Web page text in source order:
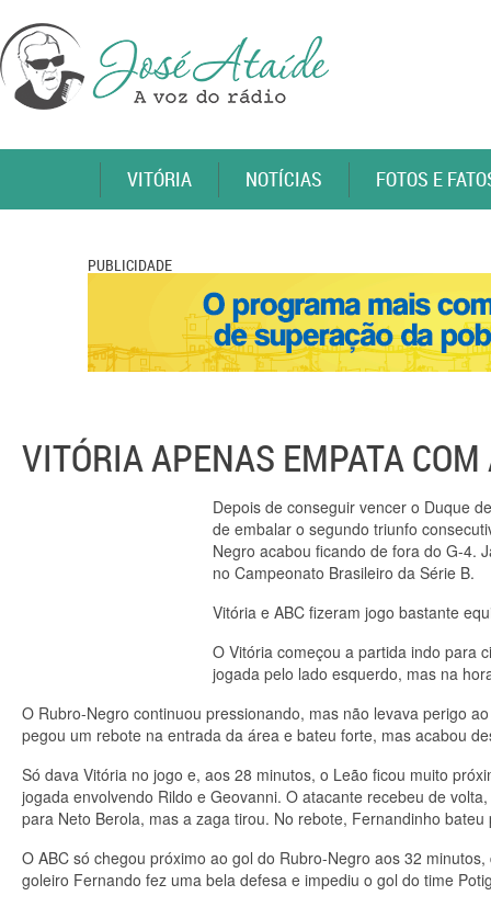
VITÓRIA NOTÍCIAS FOTOS E
PUBLICIDADE
VITÓRIA APENAS EMPATA COM
Depois de conseguir vencer o Duque
de embalar o segundo triunfo
Negro acabou ficando de fora do G-4.
no Campeonato Brasileiro da Série B.
Vitória e ABC fizeram jogo bastante
O Vitória começou a partida indo para
jogada pelo lado esquerdo, mas na
O Rubro-Negro continuou pressionando, mas não levava perigo
pegou um rebote na entrada da área e bateu forte, mas acabou
Só dava Vitória no jogo e, aos 28 minutos, o Leão ficou muito
jogada envolvendo Rildo e Geovanni. O atacante recebeu de
para Neto Berola, mas a zaga tirou. No rebote, Fernandinho
O ABC só chegou próximo ao gol do Rubro-Negro aos 32
goleiro Fernando fez uma bela defesa e impediu o gol do time